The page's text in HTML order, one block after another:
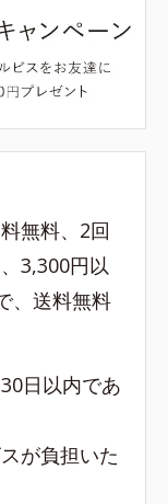
無料、2回
3,300円以
、送料無料
日以内であ
が負担いた